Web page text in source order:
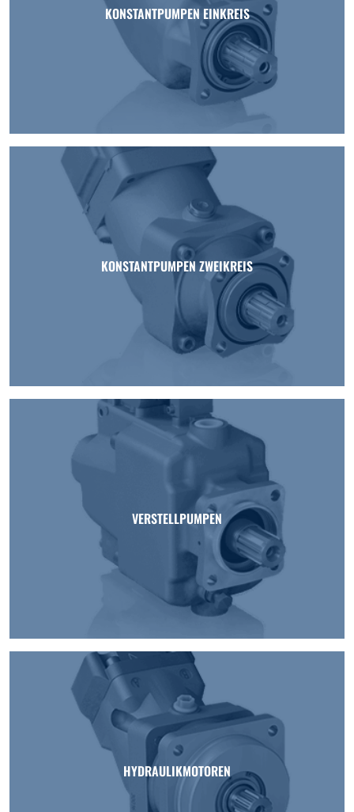
KONSTANTPUMPEN EINKREIS
KONSTANTPUMPEN ZWEIKREIS
VERSTELLPUMPEN
HYDRAULIKMOTOREN